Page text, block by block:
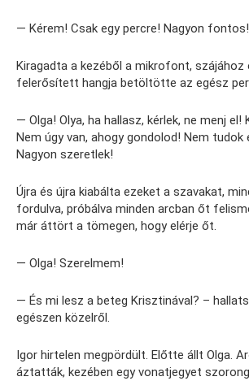
— Kérem! Csak egy percre! Nagyon fontos!
Kiragadta a kezéből a mikrofont, szájához
felerősített hangja betöltötte az egész
— Olga! Olya, ha hallasz, kérlek, ne menj el!
Nem úgy van, ahogy gondolod! Nem tudok
Nagyon szeretlek!
Újra és újra kiabálta ezeket a szavakat,
fordulva, próbálva minden arcban őt
már áttört a tömegen, hogy elérje őt.
— Olga! Szerelmem!
— És mi lesz a beteg Krisztinával? –
egészen közelről.
Igor hirtelen megpördült. Előtte állt Olga.
áztatták, kezében egy vonatjegyet